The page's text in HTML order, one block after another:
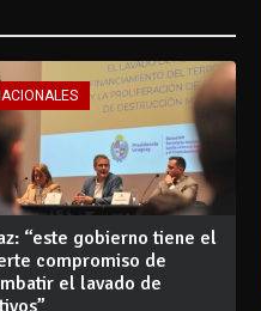
“este gobierno tiene el
compromiso de
el lavado de